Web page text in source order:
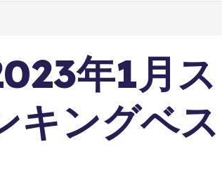
年1月ス
キングベス